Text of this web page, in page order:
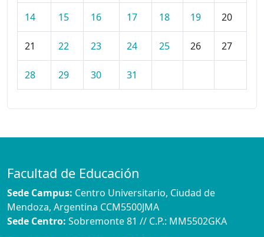
14 15 16 17 18 19 20
21 22 23 24 25 26 27
28 29 30 31
Facultad de Educación
Sede Campus: Centro Universitario, Ciudad de
Mendoza, Argentina CCM5500JMA
Sede Centro: Sobremonte 81 // C.P.: MM5502GKA